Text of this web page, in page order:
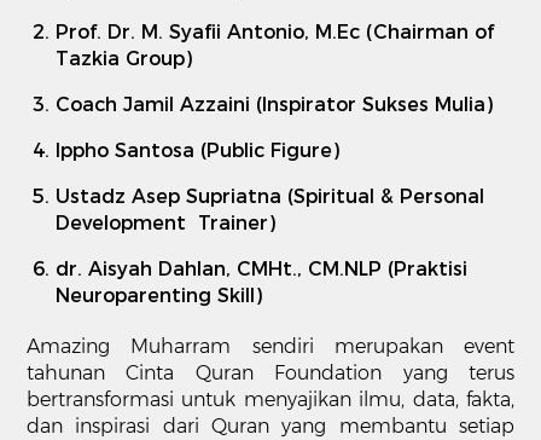
Prof. Dr. M. Syafii Antonio, M.Ec (Chairman of
Tazkia Group)
Coach Jamil Azzaini (Inspirator Sukses Mulia)
Ippho Santosa (Public Figure)
Ustadz Asep Supriatna (Spiritual & Personal
Development Trainer)
dr. Aisyah Dahlan, CMHt., CM.NLP (Praktisi
Neuroparenting Skill)
Amazing Muharram sendiri merupakan event
tahunan Cinta Quran Foundation yang terus
bertransformasi untuk menyajikan ilmu, data, fakta,
dan inspirasi dari Quran yang membantu setiap